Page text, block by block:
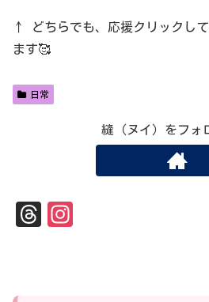
↑ どちらでも、応援クリックし
ます🥰
日常
縫（ヌイ）をフォ
Th